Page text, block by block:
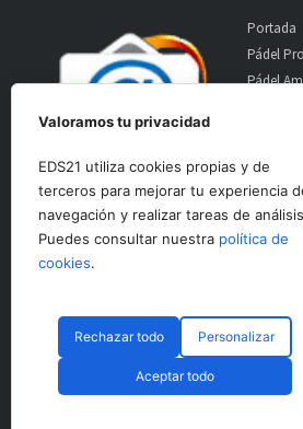
Portada
Pádel
Pádel
Pádel
Material
World
Contacto
Publicidad
© CopyRight 2024
Valoramos tu privacidad
EDS21 utiliza cookies propias y de
terceros para mejorar tu experiencia
navegación y realizar tareas de
Puedes consultar nuestra política de
cookies.
Rechazar todo Personalizar
Aceptar todo